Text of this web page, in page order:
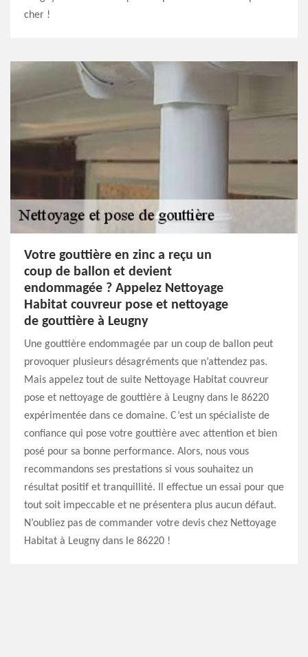
cher !
Votre gouttière en zinc a reçu un
coup de ballon et devient
endommagée ? Appelez Nettoyage
Habitat couvreur pose et nettoyage
de gouttière à Leugny
Une gouttière endommagée par un coup de ballon peut
provoquer plusieurs désagréments que n’attendez pas.
Mais appelez tout de suite Nettoyage Habitat couvreur
pose et nettoyage de gouttière à Leugny dans le 86220
expérimentée dans ce domaine. C’est un spécialiste de
confiance qui pose votre gouttière avec attention et bien
posé pour sa bonne performance. Alors, nous vous
recommandons ses prestations si vous souhaitez un
résultat positif et tranquillité. Il effectue un essai pour que
tout soit impeccable et ne présentera plus aucun défaut.
N’oubliez pas de commander votre devis chez Nettoyage
Habitat à Leugny dans le 86220 !